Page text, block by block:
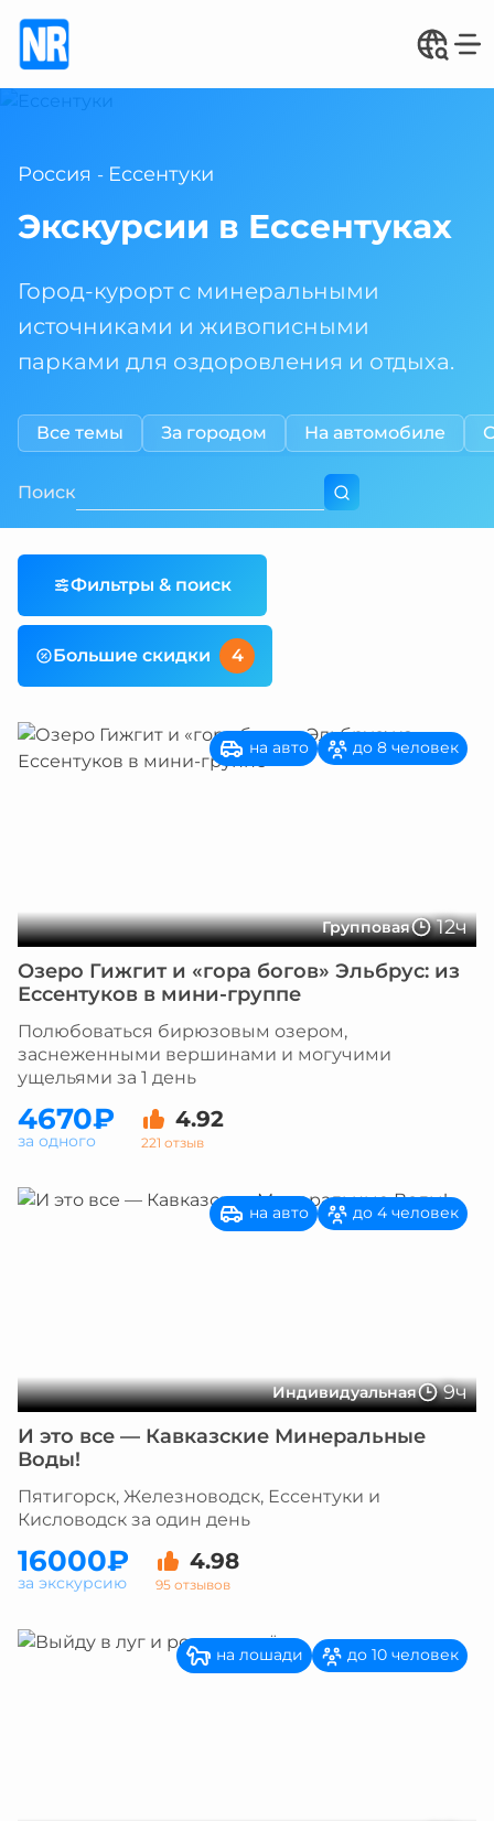
Россия - Ессентуки
Экскурсии в Ессентуках
Город-курорт с минеральными
источниками и живописными
парками для оздоровления и отдыха.
Все темы За городом На автомобиле
Поиск
Фильтры & поиск
Большие скидки 4
Групповая 12ч
на авто до 8 человек
Озеро Гижгит и «гора богов» Эльбрус: из
Ессентуков в мини-группе
Полюбоваться бирюзовым озером,
заснеженными вершинами и могучими
ущельями за 1 день
4670₽ 4.92
221 отзыв
за одного
Индивидуальная 9ч
на авто до 4 человек
И это все — Кавказские Минеральные
Воды!
Пятигорск, Железноводск, Ессентуки и
Кисловодск за один день
16000₽ 4.98
95 отзывов
за экскурсию
на лошади до 10 человек